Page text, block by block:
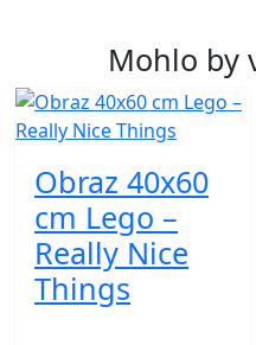
Mohlo by
Obraz 40x60
cm Lego –
Really Nice
Things